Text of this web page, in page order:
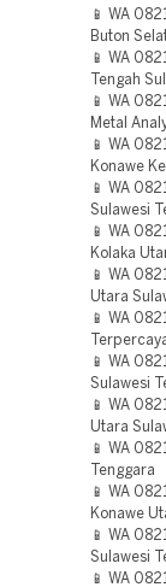
📱 WA
Buton
📱 WA
Tengah
📱 WA
Metal
📱 WA
Konawe
📱 WA
Sulawesi
📱 WA
Kolaka
📱 WA
Utara
📱 WA
📱 WA
Sulawesi
📱 WA
Utara
📱 WA
Tenggara
📱 WA
Konawe
📱 WA
Sulawesi
📱 WA